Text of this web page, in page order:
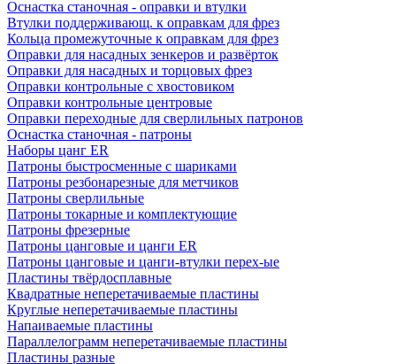
Оснастка станочная - оправки и втулки
Втулки поддерживающ. к оправкам для фрез
Кольца промежуточные к оправкам для фрез
Оправки для насадных зенкеров и развёрток
Оправки для насадных и торцовых фрез
Оправки контрольные с хвостовиком
Оправки контрольные центровые
Оправки переходные для сверлильных патронов
Оснастка станочная - патроны
Наборы цанг ER
Патроны быстросменные с шариками
Патроны резбонарезные для метчиков
Патроны сверлильные
Патроны токарные и комплектующие
Патроны фрезерные
Патроны цанговые и цанги ER
Патроны цанговые и цанги-втулки перех-ые
Пластины твёрдосплавные
Квадратные неперетачиваемые пластины
Круглые неперетачиваемые пластины
Напаиваемые пластины
Параллелограмм неперетачиваемые пластины
Пластины разные